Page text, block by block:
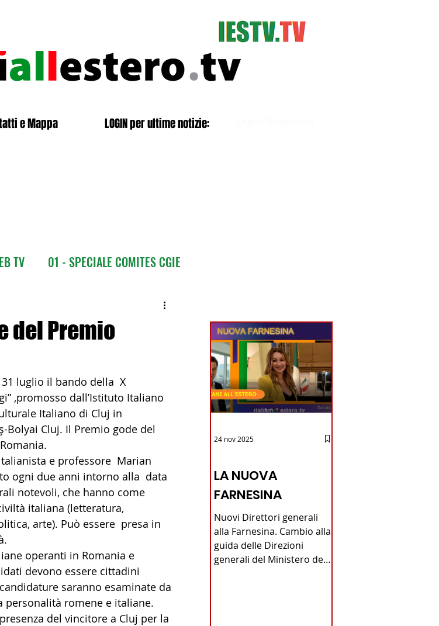
e Mappa LOGIN per ultime notizie:
TV 01 - SPECIALE COMITES CGIE
03 bis - Giro del Mondo
ALL'ESTERO Africa
ALL'ESTERO Australia
Nord Amer
CONSOLATI
19 - EUROPA
del Premio
31 luglio il bando della  X
,promosso dall’Istituto Italiano
Italiano di Cluj in
Bolyai Cluj. Il Premio gode del
e professore  Marian
ogni due anni intorno alla  data
notevoli, che hanno come
italiana (letteratura,
arte). Può essere  presa in
operanti in Romania e
devono essere cittadini
saranno esaminate da
romene e italiane.
del vincitore a Cluj per la
LA NUOVA
FARNESINA
Nuovi Direttori generali
alla Farnesina. Cambio alla
guida delle Direzioni
generali del Ministero degli
24 nov 2025